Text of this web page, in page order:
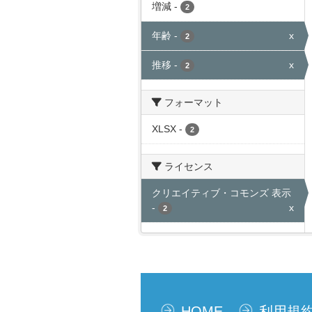
増減 - 2
年齢 - 2 x
推移 - 2 x
フォーマット
XLSX - 2
ライセンス
クリエイティブ・コモンズ 表示
-
2 x